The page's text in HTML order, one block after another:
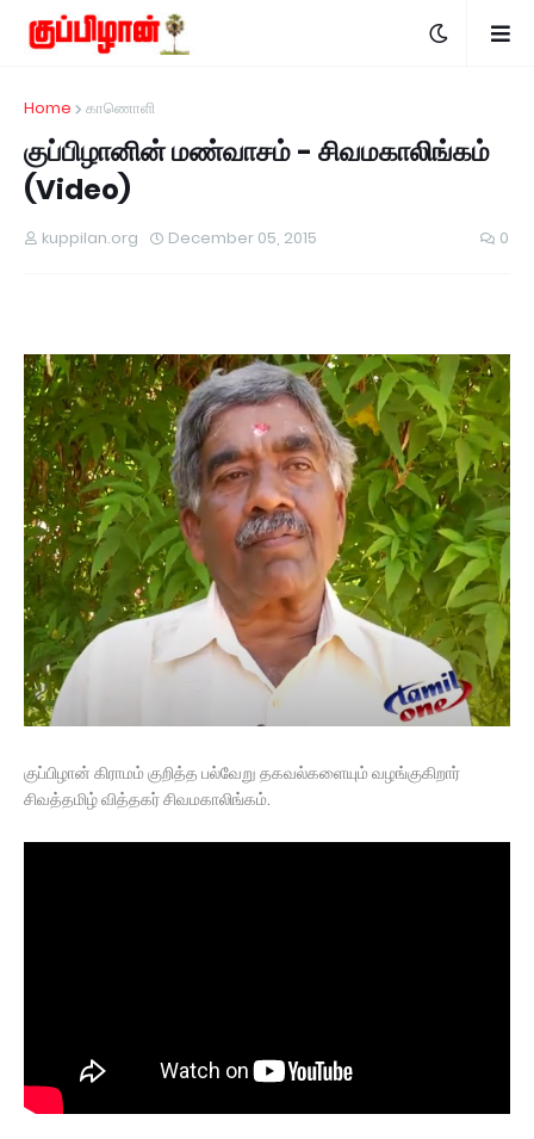
Home காணொளி
குப்பிழானின் மண்வாசம் - சிவமகாலிங்கம்
(Video)
kuppilan.org December 05, 2015 0
குப்பிழான் கிராமம் குறித்த பல்வேறு தகவல்களையும் வழங்குகிறார்
சிவத்தமிழ் வித்தகர் சிவமகாலிங்கம்.